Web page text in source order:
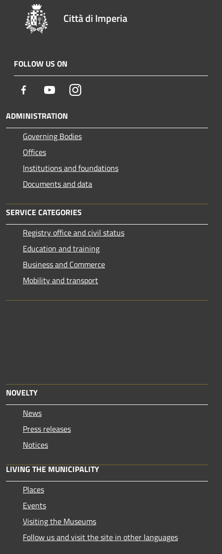
Città di Imperia
FOLLOW US ON
Facebook YoutubeInstagram
ADMINISTRATION
Governing Bodies
Offices
Institutions and foundations
Documents and data
SERVICE CATEGORIES
Registry office and civil status
Education and training
Business and Commerce
Mobility and transport
NOVELTY
News
Press releases
Notices
LIVING THE MUNICIPALITY
Places
Events
Visiting the Museums
Follow us and visit the site in other languages